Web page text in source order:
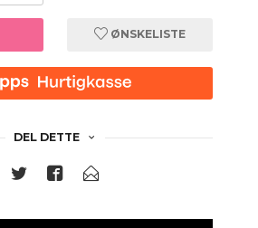
ØNSKELISTE
DEL DETTE